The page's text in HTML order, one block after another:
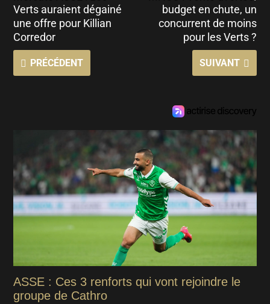
Verts auraient dégainé
une offre pour Killian
Corredor
PRÉCÉDENT
budget en chute, un
concurrent de moins
pour les Verts ?
SUIVANT
ASSE : Ces 3 renforts qui vont rejoindre le
groupe de Cathro